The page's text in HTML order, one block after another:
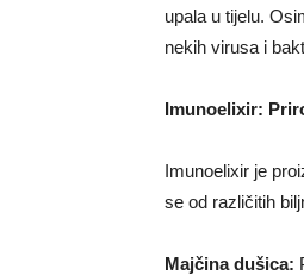
upala u tijelu.
nekih virusa i
Imunoelixir:
Imunoelixir je
se od različitih
Majčina dušica: